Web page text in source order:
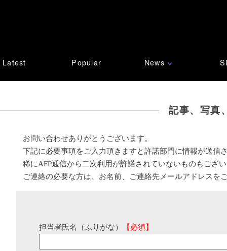
Latest Popular News ∨
記事、写真
お問い合わせありがとうございます。
下記に必要事項をご入力頂きますと許諾部門に情報が送信
稀にAFP通信から二次利用が許諾されていないものもござ
ご連絡の必要な方は、お名前、ご連絡先メールアドレスを
担当者氏名（ふりがな） 【必須】